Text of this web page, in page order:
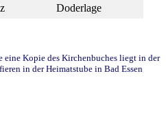
Doderlage
Kopie des Kirchenbuches liegt in der
in der Heimatstube in Bad Essen